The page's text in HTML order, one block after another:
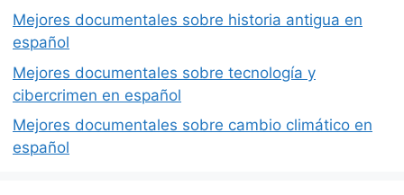
Mejores documentales sobre historia antigua en
español
Mejores documentales sobre tecnología y
cibercrimen en español
Mejores documentales sobre cambio climático en
español